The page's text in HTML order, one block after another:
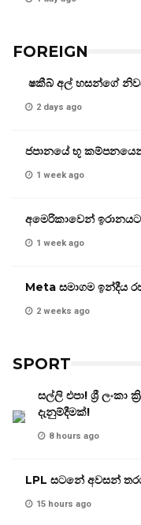
FOREIGN
ෂකීබ් අල් හසන්ගේ
2 days ago
ජපානයේ භූ
1 week ago
අමෙරිකාවෙන් ඉරානයට
1 week ago
Meta සමාගම ඉන්දීය
2 weeks ago
SPORT
සල්ලි එපා! ශ්‍රී
දැනුම්දීමක්!
8 hours ago
LPL සටනේ අවසන්
15 hours ago